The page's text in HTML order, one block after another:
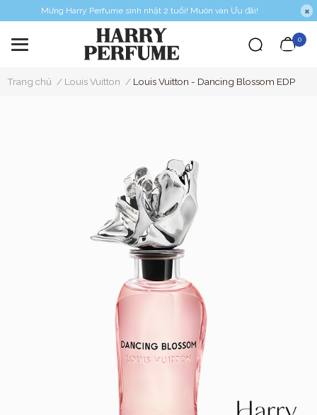
Mừng Harry Perfume sinh nhật 2 tuổi! Muôn vàn Ưu đãi!
0
Trang chủ / Louis Vuitton / Louis Vuitton - Dancing Blossom EDP